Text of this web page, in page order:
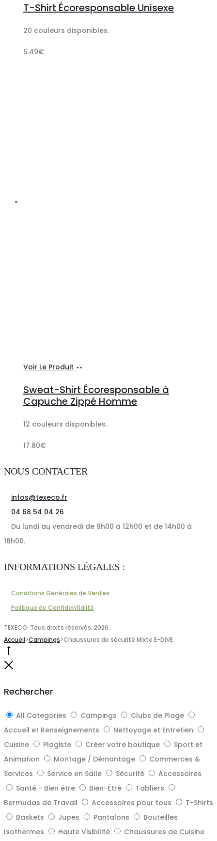
panier
T-Shirt Écoresponsable Unisexe
20 couleurs disponibles.
5.49€
Voir Le Produit
panier
Sweat-Shirt Écoresponsable à
Capuche Zippé Homme
12 couleurs disponibles.
17.80€
NOUS CONTACTER
infos@texeco.fr
04 68 54 04 26
Du lundi au vendredi de 9h00 à 12h00 et de 14h00 à
18h00.
INFORMATIONS LÉGALES :
Conditions Générales de Ventes
Politique de Confidentialité
TEXECO. Tous droits réservés. 2026.
Accueil>Campings>Chaussures de sécurité Mixte E-DIVE
Rechercher
All Categories Campings
Clubs de Plage
Accueil et Renseignements
Nettoyage et Entretien
Cuisine
Plagiste Créer votre boutique
Sport et
Animation
Montage / Démontage
Commerces &
Services
Service en Salle Sécurité
Accessoires
Santé - Bien être
Bien-Être
Tabliers
Bermudas de Travail
Accessoires pour tous
T-Shirts
Baskets
Jupes Pantalons
Bouteilles
Isothermes
Haute Visibilité
Chaussures de Cuisine